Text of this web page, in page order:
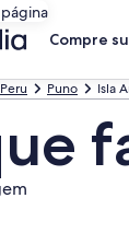
Compre
Peru Puno Isla